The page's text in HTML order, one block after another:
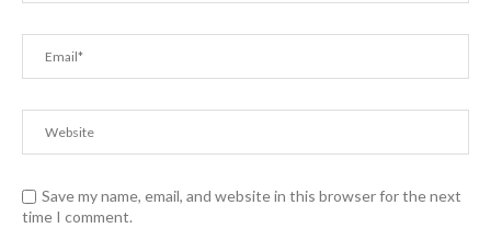
Save my name, email, and website in this browser for the next
time I comment.